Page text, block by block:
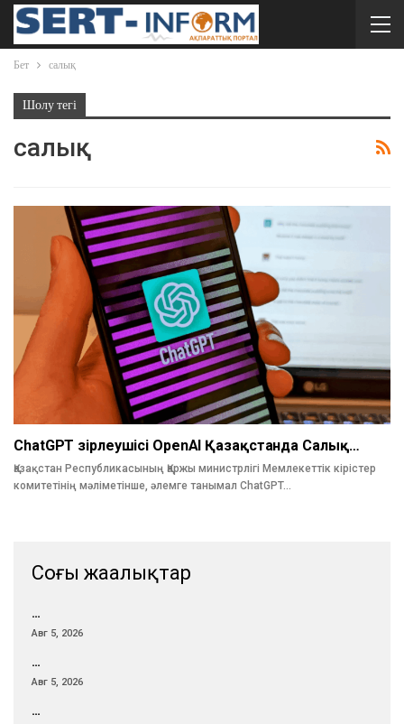
Бет салық
Шолу тегі
салық
ChatGPT Әзірлеушісі OpenAI Қазақстанда Салық…
Қазақстан Республикасының Қаржы министрлігі Мемлекеттік кірістер
комитетінің мәліметінше, әлемге танымал ChatGPT…
Соңғы жаңалықтар
…
Авг 5, 2026
…
Авг 5, 2026
…